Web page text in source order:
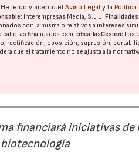
He leído y acepto elAviso Legal y la Política
Interempresas Media, S.L.U. Finalidades:
con la misma o relativos a intereses
a cabo las finalidades especificadasCesión: Los
rectificación, oposición, supresión,
que el tratamiento no se ajusta a la
financiará iniciativas